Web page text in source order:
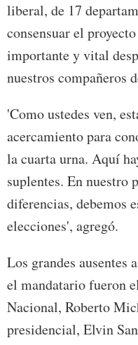
liberal, de 17
consensuar el
importante y vital
nuestros compañeros
'Como ustedes ven,
acercamiento para
la cuarta urna. Aquí
suplentes. En nuestro
diferencias, debemos
elecciones', agregó.
Los grandes ausentes
el mandatario fueron
Nacional, Roberto
presidencial, Elvin